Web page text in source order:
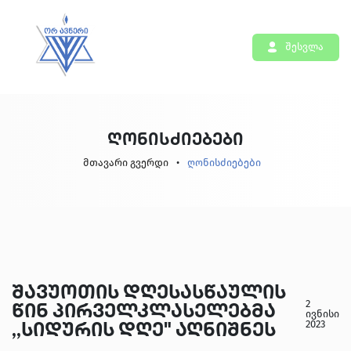
შესვლა
ღონისძიებები
მთავარი გვერდი ღონისძიებები
შავუოთის დღესასწაულის
წინ პირველკლასელებმა
,,სიდურის დღე" აღნიშნეს
2
ივნისი
2023